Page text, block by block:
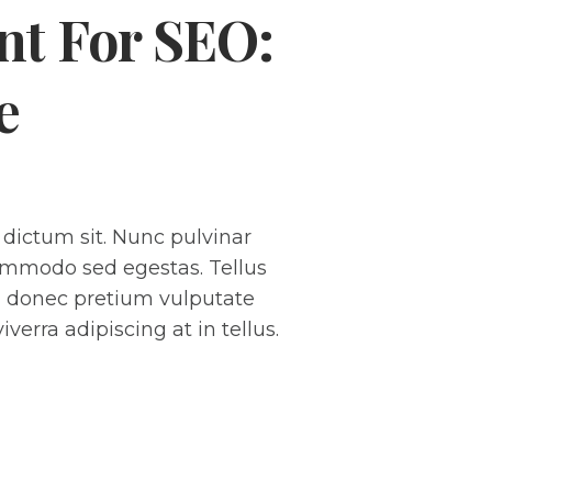
For SEO:
sit. Nunc pulvinar
sed egestas. Tellus
pretium vulputate
adipiscing at in tellus.